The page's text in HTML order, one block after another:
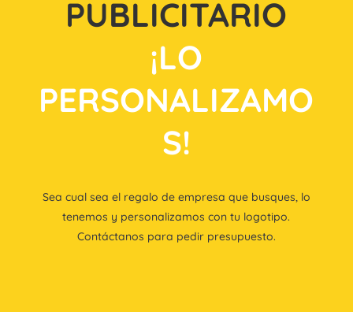
PUBLICITARIO
¡LO
PERSONALIZAMO
S!
Sea cual sea el regalo de empresa que busques, lo
tenemos y personalizamos con tu logotipo.
Contáctanos para pedir presupuesto.